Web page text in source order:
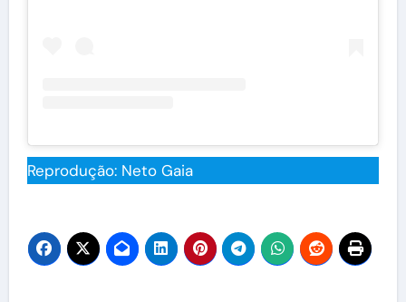
Reprodução: Neto Gaia